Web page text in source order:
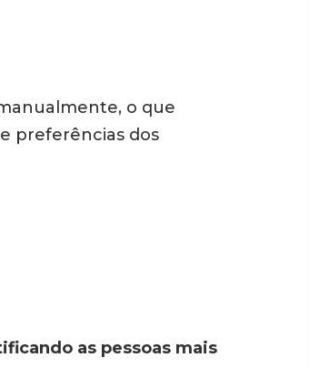
o que
preferências dos
as pessoas mais